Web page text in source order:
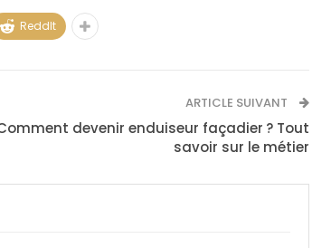
ReddIt
ARTICLE SUIVANT
devenir enduiseur façadier ? Tout
savoir sur le métier